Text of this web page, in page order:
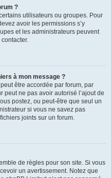
?
utilisateurs ou groupes. Pour
avoir les permissions s’y
et les administrateurs peuvent
à mon message ?
être accordée par forum, par
peut ne pas avoir autorisé l’ajout de
postez, ou peut-être que seul un
si vous ne savez pas
joints sur un forum.
de règles pour son site. Si vous
un avertissement. Notez que